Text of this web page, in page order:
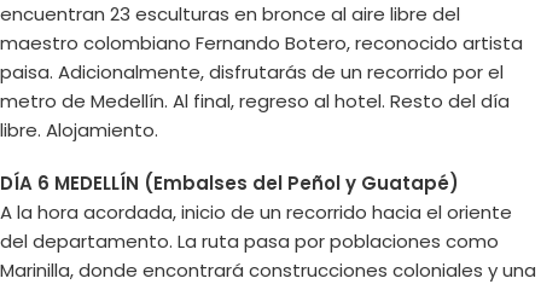
encuentran 23 esculturas en bronce al aire libre del
maestro colombiano Fernando Botero, reconocido artista
paisa. Adicionalmente, disfrutarás de un recorrido por el
metro de Medellín. Al final, regreso al hotel. Resto del día
libre. Alojamiento.
DÍA 6 MEDELLÍN (Embalses del Peñol y Guatapé)
A la hora acordada, inicio de un recorrido hacia el oriente
del departamento. La ruta pasa por poblaciones como
Marinilla, donde encontrará construcciones coloniales y una